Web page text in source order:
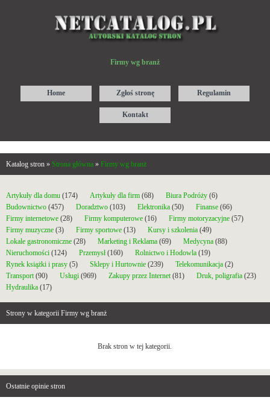
Firmy wg branż
Home Zgłoś stronę Regulamin
Kontakt
Katalog stron » Strona główna » Firmy wg branż
Artykuły dla domu (174) Artykuły dla firm (68) Biura Podróży (6)
Budownictwo (457) Doradztwo (103) Elektronika (50) Finanse (66)
Firmy internetowe (28) Firmy komputerowe (16) Firmy motoryzacyjne (57)
Firmy muzyczne (3) Firmy sportowe (13) Kursy i szkolenia (49)
Lokale gastronomiczne (28) Marketing i Reklama (69) Medycyna (88)
Nieruchomości (124) Przemysł(160) Rolnictwo i Hodowla (19)
Rynek książki i prasy (5) Sklepy i Hurtownie (239) Telekomunikacja (2)
Transport (90) Usługi (969) Zakupy przez Internet (81) Druk, poligrafia (23)
Hydraulika (17)
Strony w kategorii Firmy wg branż
Brak stron w tej kategorii.
Ostatnie opinie stron